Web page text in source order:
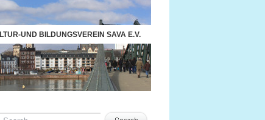
UND BILDUNGSVEREIN SAVA E.V.